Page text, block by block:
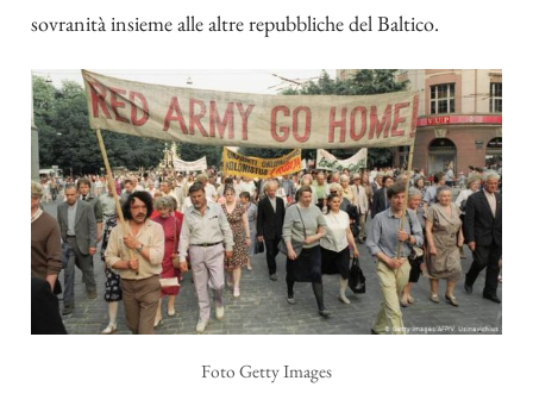
sovranità insieme alle altre repubbliche del Baltico.
Foto Getty Images